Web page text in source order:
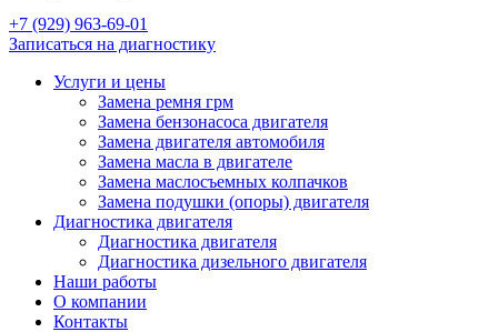
+7 (929) 963-69-01
Записаться на диагностику
Услуги и цены
Замена ремня грм
Замена бензонасоса двигателя
Замена двигателя автомобиля
Замена масла в двигателе
Замена маслосъемных колпачков
Замена подушки (опоры) двигателя
Диагностика двигателя
Диагностика двигателя
Диагностика дизельного двигателя
Наши работы
О компании
Контакты